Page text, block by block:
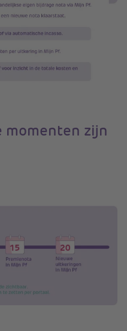
momenten zijn